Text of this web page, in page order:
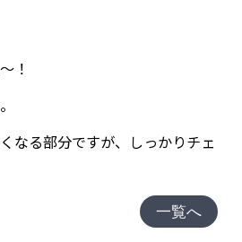
！
なる部分ですが、しっかりチェ
一覧へ